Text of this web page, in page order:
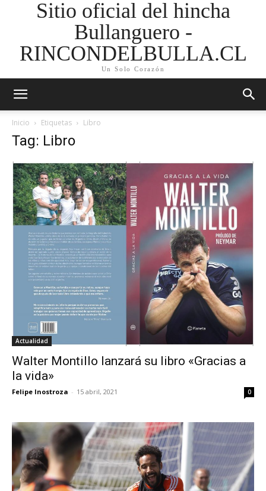
Sitio oficial del hincha
Bullanguero -
RINCONDELBULLA.CL
Un Solo Corazón
Inicio Etiquetas Libro
Tag: Libro
Actualidad
Walter Montillo lanzará su libro «Gracias a
la vida»
Felipe Inostroza - 15 abril, 2021 0